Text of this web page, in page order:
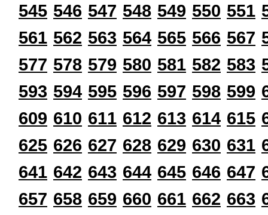
545 546 547 548 549 550 551
561 562 563 564 565 566 567
577 578 579 580 581 582 583
593 594 595 596 597 598 599
609 610 611 612 613 614 615
625 626 627 628 629 630 631
641 642 643 644 645 646 647
657 658 659 660 661 662 663